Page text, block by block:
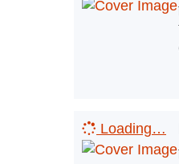
Loading…